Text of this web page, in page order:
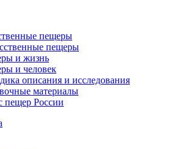
пещеры
пещеры
и жизнь
и человек
описания и исследования
материалы
пещер России